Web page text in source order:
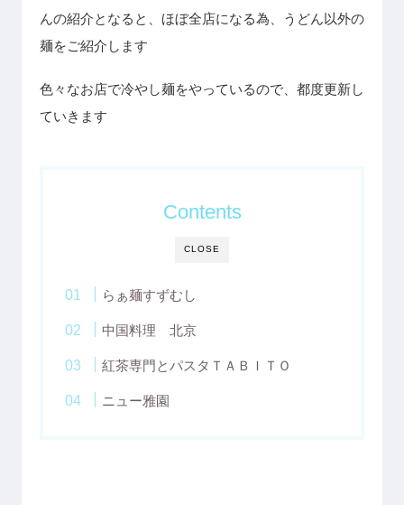
んの紹介となると、ほぼ全店になる為、うどん以外の
麺をご紹介します
色々なお店で冷やし麺をやっているので、都度更新し
ていきます
CLOSE
Contents
らぁ麺すずむし
中国料理 北京
紅茶専門とパスタＴＡＢＩＴＯ
ニュー雅園